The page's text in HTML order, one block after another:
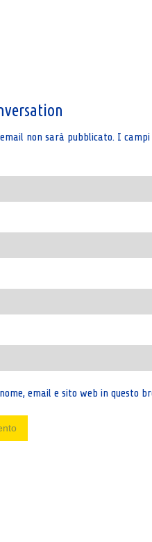
non sarà pubblicato. I
email e sito web in questo